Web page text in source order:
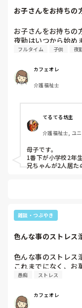
私も興味を持ってこ
でも私なりに頑張ろ
お子さんをお持ちの
お子さんをお持ちの
夜勤はいつから始め
フルタイム 子供 夜
カフェオレ
介護福祉士
てるてる坊主
介護福祉士, ユ
母子です。
1番下が小学校2年
兄ちゃんが2人居た
雑談・つぶやき
色んな事のストレス
色んな事のストレス
愚痴 ストレス
カフェオレ